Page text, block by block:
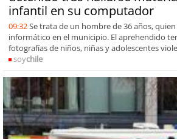
infantil en su computador
09:32Se trata de un hombre de 36 años,
informático en el municipio. El aprehendido
fotografías de niños, niñas y adolescentes
soychile